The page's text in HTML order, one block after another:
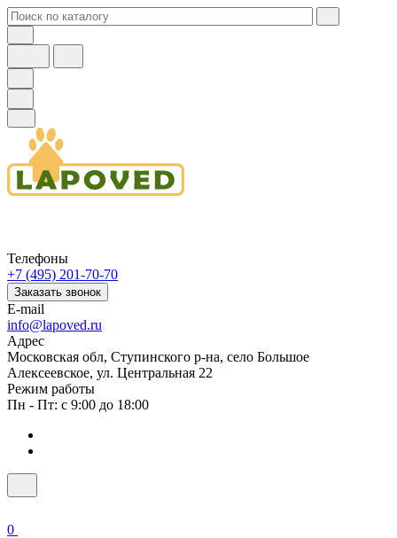
Телефоны
+7 (495) 201-70-70
Заказать звонок
E-mail
info@lapoved.ru
Адрес
Московская обл, Ступинского р-на, село Большое
Алексеевское, ул. Центральная 22
Режим работы
Пн - Пт: с 9:00 до 18:00
0